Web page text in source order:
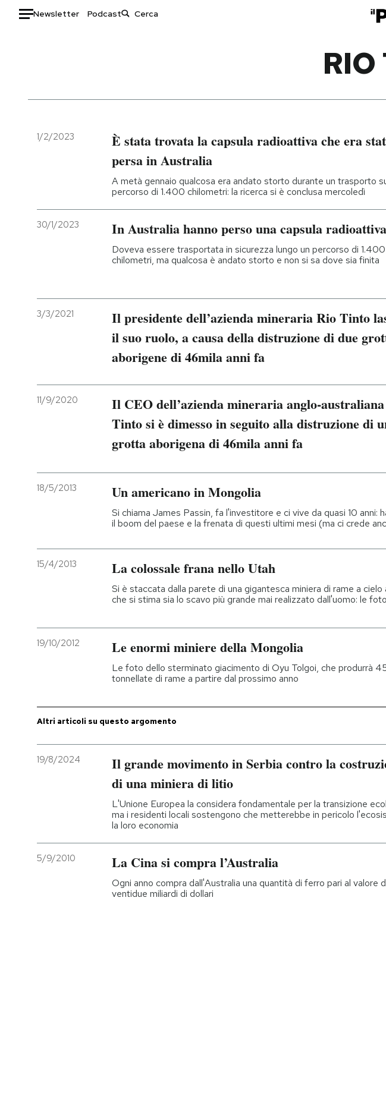
Newsletter Podcast
Italia
Politica
Economia
Moda
Ok Boomer!
Media
Mondiali calcio 2026
SHOP
AREA PERSONALE
1/2/2023
È stata trovata la capsula radioattiva che era
persa in Australia
A metà gennaio qualcosa era andato storto durante un trasporto
percorso di 1.400 chilometri: la ricerca si è conclusa mercoledì
30/1/2023 In Australia hanno perso una capsula radioattiva
Doveva essere trasportata in sicurezza lungo un percorso di 1.400
chilometri, ma qualcosa è andato storto e non si sa dove sia finita
3/3/2021
Il presidente dell’azienda mineraria Rio Tinto
il suo ruolo, a causa della distruzione di due
aborigene di 46mila anni fa
11/9/2020
Il CEO dell’azienda mineraria anglo-
Tinto si è dimesso in seguito alla distruzione di
grotta aborigena di 46mila anni fa
18/5/2013 Un americano in Mongolia
Si chiama James Passin, fa l'investitore e ci vive da quasi 10 anni:
il boom del paese e la frenata di questi ultimi mesi (ma ci crede
15/4/2013 La colossale frana nello Utah
Si è staccata dalla parete di una gigantesca miniera di rame a cielo
che si stima sia lo scavo più grande mai realizzato dall'uomo: le foto
19/10/2012 Le enormi miniere della Mongolia
Le foto dello sterminato giacimento di Oyu Tolgoi, che produrrà
tonnellate di rame a partire dal prossimo anno
Altri articoli su questo argomento
19/8/2024
Il grande movimento in Serbia contro la
di una miniera di litio
L'Unione Europea la considera fondamentale per la transizione
ma i residenti locali sostengono che metterebbe in pericolo
la loro economia
5/9/2010 La Cina si compra l’Australia
Ogni anno compra dall'Australia una quantità di ferro pari al valore
ventidue miliardi di dollari